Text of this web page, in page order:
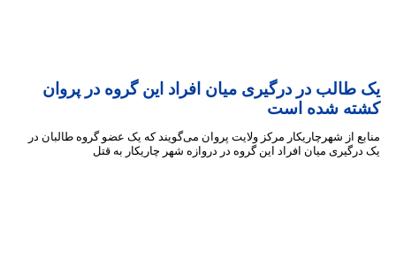
در درگیری میان افراد این گروه در پروان
شده است
از شهرچاریکار مرکز ولایت پروان می‌گویند که یک عضو گروه طالبان در
میان افراد این گروه در دروازه شهر چاریکار به قتل